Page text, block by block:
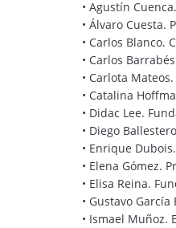
• Agustín
• Álvaro Cuesta.
• Carlos Blanco.
• Carlos
• Carlota
• Catalina
• Didac Lee.
• Diego
• Enrique
• Elena Gómez.
• Elisa Reina.
• Gustavo
• Ismael Muñoz.